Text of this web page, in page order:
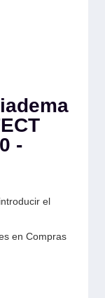
-
el
en Compras